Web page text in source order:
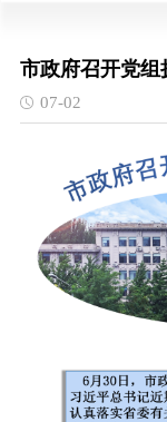
市政府召开党
07-02